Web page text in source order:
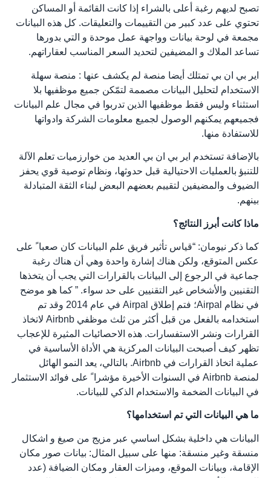
تصبح لديهم رغبة أعلى بالشراء إذا كانت القائمة أو المساكن
تحتوي على عدد كبير من التقييمات والتعليقات. كل هذه البيانات
مجمعة في لوحة بيانات وواجهة عمل موحدة و التي بدورها
تساعد الملاك و المضيفين لتحديد السعر المناسب لعقاراتهم.
اير بي ان بي تمتلك أيضا منصة لم يكشف عنها : منصة سهلة
الاستخدام لتحليل البيانات مصممة لتمّكن جميع موظفيها بلا
استثناء وليس فقط موظفيها الذين تدربوا في مجال علم البيانات
فجميعهم يمكنهم الوصول لجميع معلومات الشركة وادواتها
للاستفادة منها.
بالإضافة تستخدم اير بي ان بي العديد من خوارزميات تعلم الآلة
للتنبؤ بالعمليات الاحتيالية قبل حدوثها، ونظام توصية قوي يحفز
الضيوف والمضيفين لتقييم بعضهم البعض لبناء الثقة المتبادلة
بينهم.
ماذا كانت أبرز النتائج؟
كما ذكر نيومان: “قياس تأثير فريق علم البيانات كان صعبا ً على
عكس المتوقع، ولكن هناك إشارة واحدة وهي أن هناك رغبة
جماعية في الرجوع إلى البيانات بالقرارات التي يجب أن يتخذها
التقنيين والأشخاص غير التقنيين على حد سواء. ” كما هو موضح
في نظام Airpal؛ فتم إطلاق Airpal في عام 2014 وقد تم
استخدامه بالفعل من قبل أكثر من ثلث موظفي Airbnb لاتخاذ
القرارات ونشر الاستفسارات. هذه الاحصائيات المثيرة للإعجاب
تظهر كيف أصبحت البيانات المركزية هي الأداة الأساسية في
عملية اتخاذ القرارات في Airbnb. بالتالي، يعد النمو الهائل
لمنصة Airbnb في السنوات الأخيرة مؤشرا ً على فوائد الاستثمار
في البيانات الضخمة والاستخدام الذكي للبيانات.
ما هي البيانات التي تم استخدامها؟
البيانات هي داخلية بشكل اساسي عبر مزيج من صيغ و اشكال
منسقة وغير منسقة: منها على سبيل المثال: بيانات صور مكان
الإقامة، وبيانات الموقع، وميزات العقار ومكان الضيافة (عدد